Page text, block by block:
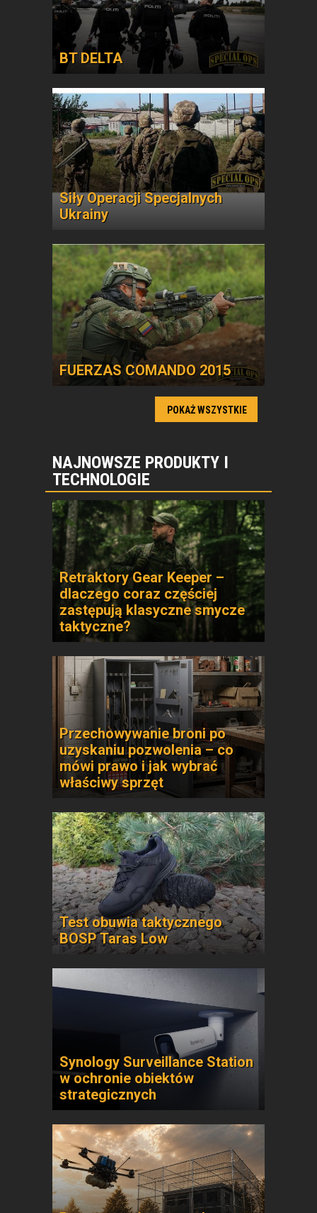
BT DELTA
Siły Operacji Specjalnych
Ukrainy
FUERZAS COMANDO 2015
POKAŻ WSZYSTKIE
NAJNOWSZE PRODUKTY I
TECHNOLOGIE
Retraktory Gear Keeper –
dlaczego coraz częściej
zastępują klasyczne smycze
taktyczne?
Przechowywanie broni po
uzyskaniu pozwolenia – co
mówi prawo i jak wybrać
właściwy sprzęt
Test obuwia taktycznego
BOSP Taras Low
Synology Surveillance Station
w ochronie obiektów
strategicznych